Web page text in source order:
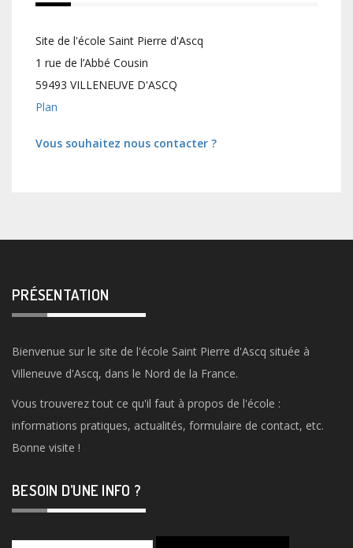
Site de l'école Saint Pierre d'Ascq
1 rue de l’Abbé Cousin
59493 VILLENEUVE D'ASCQ
Plan
Vous souhaitez nous contacter ?
PRÉSENTATION
Bienvenue sur le site de l'école Saint Pierre d'Ascq située à
Villeneuve d'Ascq, dans le Nord de la France.
Vous trouverez tout ce qu'il faut à propos de l'école :
informations pratiques, actualités, formulaire de contact, etc.
Bonne visite !
BESOIN D’UNE INFO ?